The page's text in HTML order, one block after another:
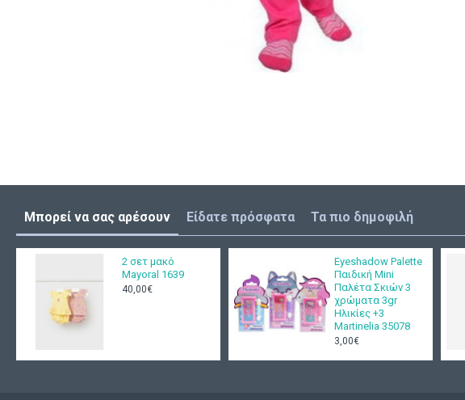
Μπορεί να σας αρέσουν Είδατε πρόσφατα Τα πιο δημοφιλή
2 σετ μακό
Mayoral 1639
40,00€
Eyeshadow Palette
Παιδική Mini
Παλέτα Σκιών 3
χρώματα 3gr
Ηλικίες +3
Martinelia 35078
3,00€